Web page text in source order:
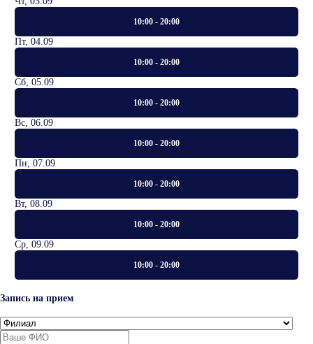
10:00 - 20:00
Пт, 04.09
10:00 - 20:00
Сб, 05.09
10:00 - 20:00
Вс, 06.09
10:00 - 20:00
Пн, 07.09
10:00 - 20:00
Вт, 08.09
10:00 - 20:00
Ср, 09.09
10:00 - 20:00
Запись на прием